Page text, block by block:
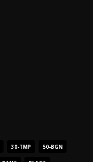
30-TMP 50-BGN